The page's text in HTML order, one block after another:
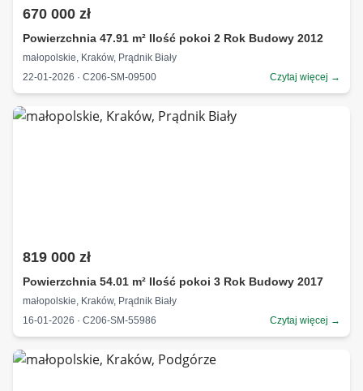
670 000 zł
Powierzchnia 47.91 m² Ilość pokoi 2 Rok Budowy 2012
małopolskie, Kraków, Prądnik Biały
22-01-2026 · C206-SM-09500
Czytaj więcej →
819 000 zł
Powierzchnia 54.01 m² Ilość pokoi 3 Rok Budowy 2017
małopolskie, Kraków, Prądnik Biały
16-01-2026 · C206-SM-55986
Czytaj więcej →